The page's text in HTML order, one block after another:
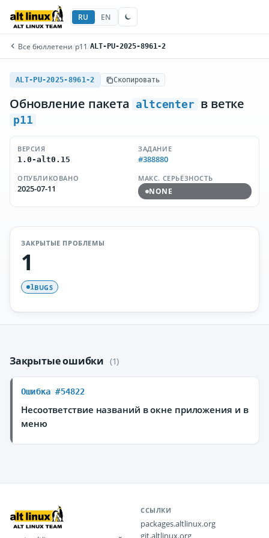
RU EN
Все бюллетени/p11 /ALT-PU-2025-8961-2
ALT-PU-2025-8961-2 Скопировать
Обновление пакета altcenter в ветке
p11
ВЕРСИЯ
1.0-alt0.15
ЗАДАНИЕ
#388880
ОПУБЛИКОВАНО
2025-07-11
МАКС. СЕРЬЁЗНОСТЬ
NONE
ЗАКРЫТЫЕ ПРОБЛЕМЫ
1
1BUGS
Закрытые ошибки (1)
Ошибка #54822
Несоответствие названий в окне приложения и в
меню
ССЫЛКИ
packages.altlinux.org
git.altlinux.org